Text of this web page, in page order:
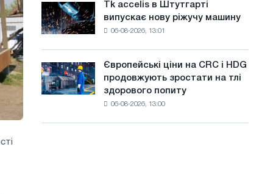
незважаючи
на
уповільнення
зростання
цін
Tk
accelis
в
нову
ріжучу
Tk accelis в Штутгарті
випускає нову ріжучу машину
06-08-2026, 13:01
Європейські
ціни
на
Європейські ціни на CRC і HDG
продовжують зростати на тлі
здорового попиту
06-08-2026, 13:00